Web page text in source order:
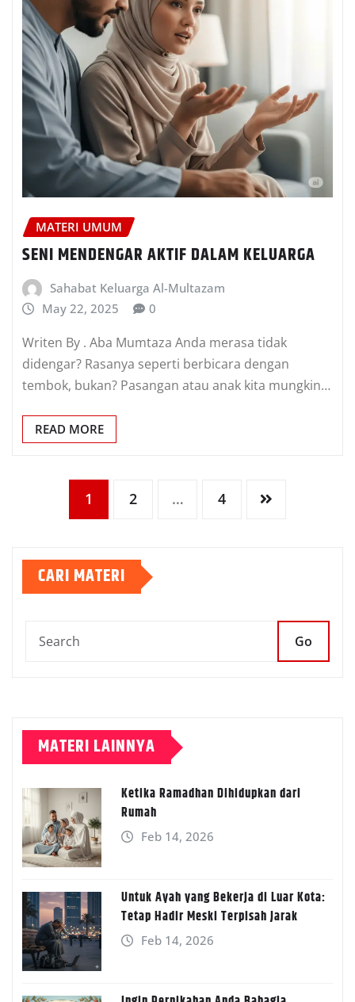
MATERI UMUM
SENI MENDENGAR AKTIF DALAM KELUARGA
Sahabat Keluarga Al-Multazam
May 22, 2025
0
Writen By . Aba Mumtaza Anda merasa tidak
didengar? Rasanya seperti berbicara dengan
tembok, bukan? Pasangan atau anak kita mungkin…
READ MORE
1 2 … 4
CARI MATERI
Go
MATERI LAINNYA
Ketika Ramadhan Dihidupkan dari
Rumah
Feb 14, 2026
Untuk Ayah yang Bekerja di Luar Kota:
Tetap Hadir Meski Terpisah Jarak
Feb 14, 2026